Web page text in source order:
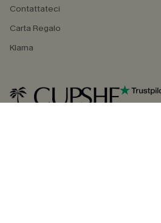
Contattateci
Carta Regalo
Klarna